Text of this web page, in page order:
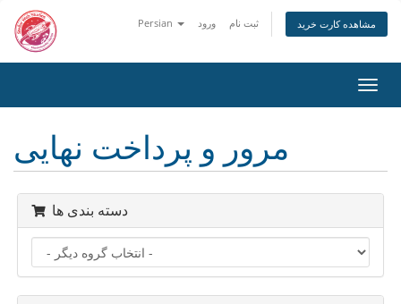
Persian ورود ثبت نام مشاهده کارت خرید
تغییر
مرور و پرداخت نهایی
دسته بندی ها